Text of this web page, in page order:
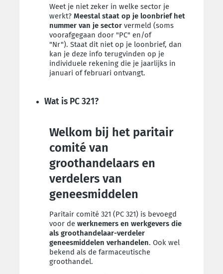
Weet je niet zeker in welke sector je
werkt? Meestal staat op je loonbrief het
nummer van je sector vermeld (soms
voorafgegaan door "PC" en/of
"Nr"). Staat dit niet op je loonbrief, dan
kan je deze info terugvinden op je
individuele rekening die je jaarlijks in
januari of februari ontvangt.
Wat is PC 321?
Welkom bij het paritair
comité van
groothandelaars en
verdelers van
geneesmiddelen
Paritair comité 321 (PC 321) is bevoegd
voor de werknemers en werkgevers die
als groothandelaar-verdeler
geneesmiddelen verhandelen. Ook wel
bekend als de farmaceutische
groothandel.